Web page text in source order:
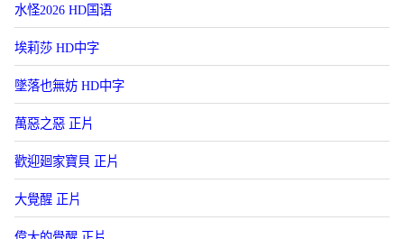
水怪2026 HD国语
埃莉莎 HD中字
墜落也無妨 HD中字
萬惡之惡 正片
歡迎廻家寶貝 正片
大覺醒 正片